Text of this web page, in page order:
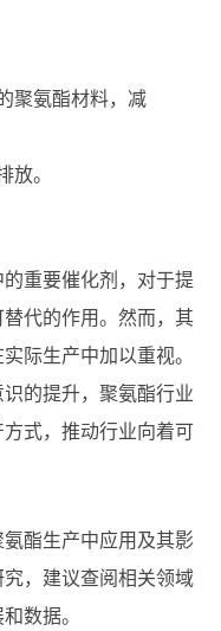
聚氨酯材料，减
放。
重要催化剂，对于提
代的作用。然而，其
际生产中加以重视。
的提升，聚氨酯行业
式，推动行业向着可
酯生产中应用及其影
，建议查阅相关领域
数据。